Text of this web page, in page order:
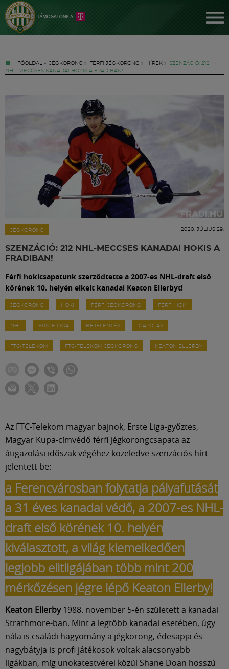
FŐOLDAL » JÉGKORONG » FÉRFI JÉGKORONG » HÍREK »
SZENZÁCIÓ: 212
NHL-MECCSES KANADAI HOKIS A FRADIBAN!
JÉGKORONG 2020. JÚLIUS 29.
SZENZÁCIÓ: 212 NHL-MECCSES KANADAI HOKIS A
FRADIBAN!
Férfi hokicsapatunk szerződtette a 2007-es NHL-draft első
körének 10. helyén elkelt kanadai Keaton Ellerbyt!
JÉGKORONG HOKI FÉRFI JÉGKORONG FÉRFI HOKI
NHL ERSTE LIGA BEJELENTÉS IGAZOLÁS
FTC-TELEKOM FTC-TELEKOM JÉGKORONG KEATON ELLERBY
Az FTC-Telekom magyar bajnok, Erste Liga-győztes,
Magyar Kupa-címvédő férfi jégkorongcsapata az
átigazolási időszak végéhez közeledve szenzációs hírt
jelentett be:
a Ferencvárosban folytatja pályafutását
a 31 éves kanadai védő, a 2007-es NHL-
draft első körének 10. helyén
kiválasztott, a világ kiemelkedően
legjobb elitligájában több mint 200
mérkőzésen jégre lépő Keaton Ellerby!
Keaton Ellerby1988. november 5-én született a kanadai
Strathmore-ban. Mint a legtöbb kanadai esetében, úgy
nála is családi hagyomány a jégkorong, édesapja és
nagybátyja is profi játékosok voltak alacsonyabb
ligákban, míg unokatestvérei közül Shane Doan hosszú
FM YouTube +
Labdarúgás
Meccscenter
Klub
Szolgáltatások
Shop
Közösség
Múzeum
English